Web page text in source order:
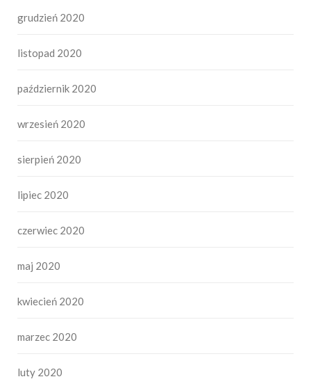
grudzień 2020
listopad 2020
październik 2020
wrzesień 2020
sierpień 2020
lipiec 2020
czerwiec 2020
maj 2020
kwiecień 2020
marzec 2020
luty 2020